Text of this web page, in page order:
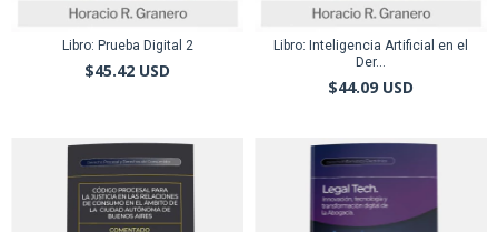
Libro: Prueba Digital 2
$45.42 USD
Libro: Inteligencia Artificial en el
Der...
$44.09 USD